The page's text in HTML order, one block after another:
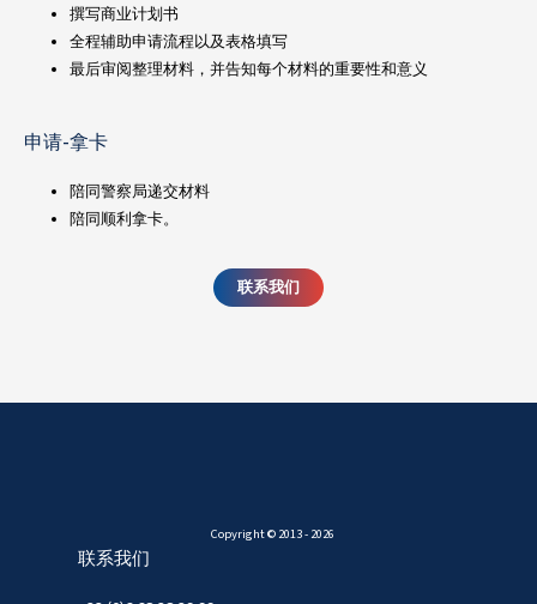
撰写商业计划书
全程辅助申请流程以及表格填写
最后审阅整理材料，并告知每个材料的重要性和意义
申请-拿卡
陪同警察局递交材料
陪同顺利拿卡。
联系我们
Copyright © 2013 - 2026
联系我们